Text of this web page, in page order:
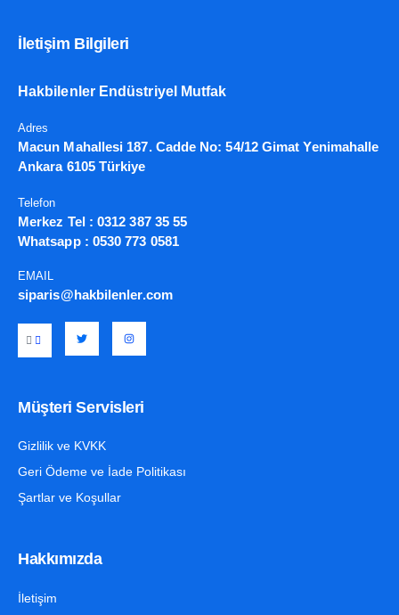
İletişim Bilgileri
Hakbilenler Endüstriyel Mutfak
Adres
Macun Mahallesi 187. Cadde No: 54/12 Gimat Yenimahalle
Ankara 6105 Türkiye
Telefon
Merkez Tel : 0312 387 35 55
Whatsapp : 0530 773 0581
EMAIL
siparis@hakbilenler.com
Müşteri Servisleri
Gizlilik ve KVKK
Geri Ödeme ve İade Politikası
Şartlar ve Koşullar
Hakkımızda
İletişim